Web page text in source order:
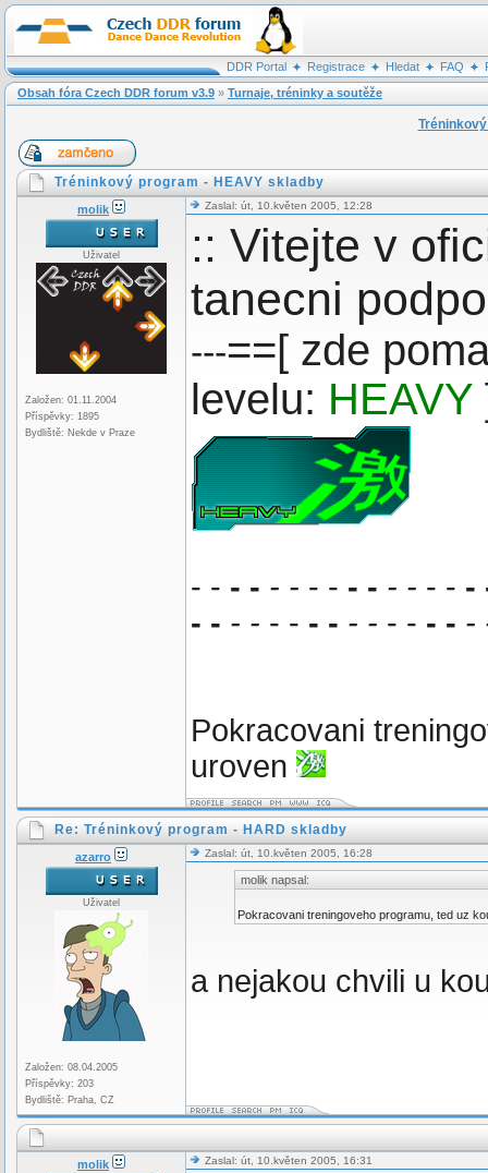
DDR Portal Registrace Hledat FAQ
Obsah fóra Czech DDR forum v3.9 » Turnaje, tréninky a soutěže
Tréninkový program - HEAVY skladby
molik
Uživatel
Založen: 01.11.2004
Příspěvky: 1895
Bydliště: Nekde v Praze
Zaslal: út, 10.květen 2005, 12:28
:: Vitejte v
tanecni
---==[ zde
levelu: HEAVY
- - - - - - - - - - - - - - -
- - - - - - - - - - - - - - -
Pokracovani
uroven
Re: Tréninkový program - HARD skladby
azarro
Uživatel
Založen: 08.04.2005
Příspěvky: 203
Bydliště: Praha, CZ
Zaslal: út, 10.květen 2005, 16:28
molik napsal:
Pokracovani treningoveho programu, ted uz
a nejakou chvili u
molik Zaslal: út, 10.květen 2005, 16:31